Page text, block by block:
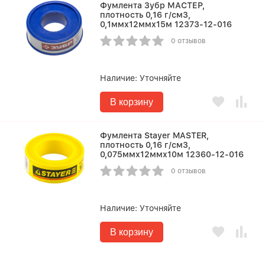
Фумлента Зубр МАСТЕР,
плотность 0,16 г/см3,
0,1ммх12ммх15м 12373-12-016
0 отзывов
Наличие:Уточняйте
В корзину
Фумлента Stayer MASTER,
плотность 0,16 г/см3,
0,075ммх12ммх10м 12360-12-016
0 отзывов
Наличие:Уточняйте
В корзину